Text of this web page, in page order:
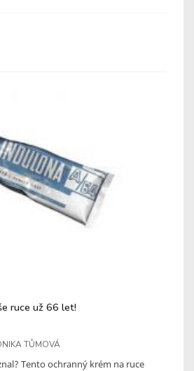
ruce už 66 let!
TŮMOVÁ
Tento ochranný krém na ruce